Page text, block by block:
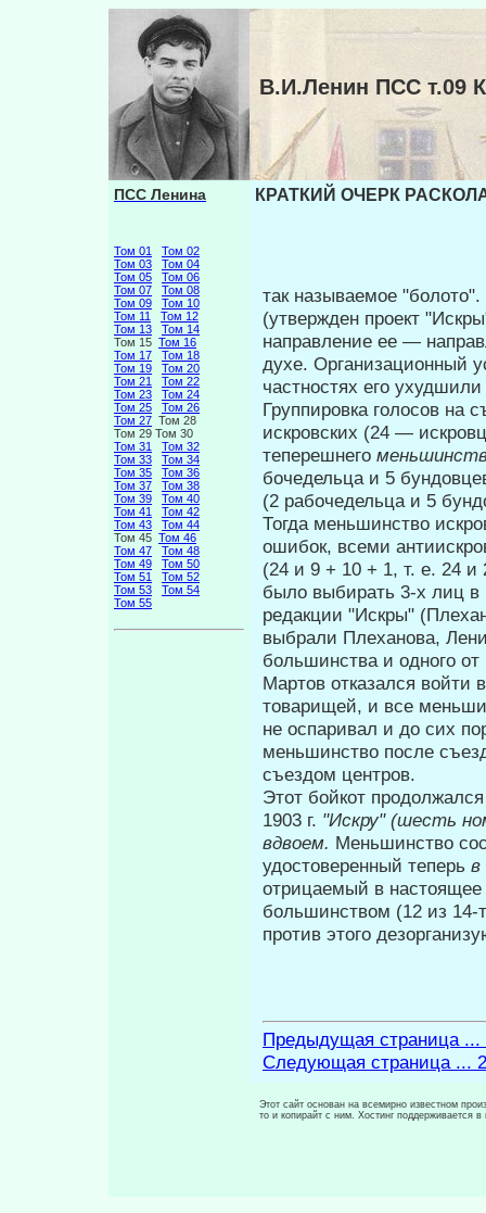
В.И.Ленин ПСС т.09
ПСС Ленина
Том 01
Том 02
Том 03
Том 04
Том 05
Том 06
Том 07
Том 08
Том 09
Том 10
Том 11
Том 12
Том 13
Том 14
Том 15 Том 16
Том 17
Том 18
Том 19
Том 20
Том 21
Том 22
Том 23
Том 24
Том 25
Том 26
Том 27 Том 28
Том 29 Том 30
Том 31
Том 32
Том 33
Том 34
Том 35
Том 36
Том 37
Том 38
Том 39
Том 40
Том 41
Том 42
Том 43
Том 44
Том 45 Том 46
Том 47
Том 48
Том 49
Том 50
Том 51
Том 52
Том 53
Том 54
Том 55
КРАТКИЙ ОЧЕРК
так называемое
(утвер­жден проект
направление ее —
духе. Организационный
частностях его
Группировка голосов на
искровских (24 —
теперешнего
бочедельца и 5
(2 рабоче­дельца и 5
Тогда меньшинство
ошибок, всеми
(24 и 9 + 10 + 1, т. е. 24
было выбирать 3-х лиц
редакции "Искры"
выбрали Плеханова,
большинства и одного
Мартов отказался войти
това­рищей, и все
не оспаривал и до сих
меньшинство после
съездом центров.
Этот бойкот
1903 г. "Искру" (шесть
вдвоем. Меньшинство
удостоверен­ный теперь в
отрицаемый в
большинством (12 из 14-
против этого
Предыдущая страница ...
Следующая страница ...
Этот сайт основан на всемирно известном
то и копирайт с ним. Хостинг поддерживается